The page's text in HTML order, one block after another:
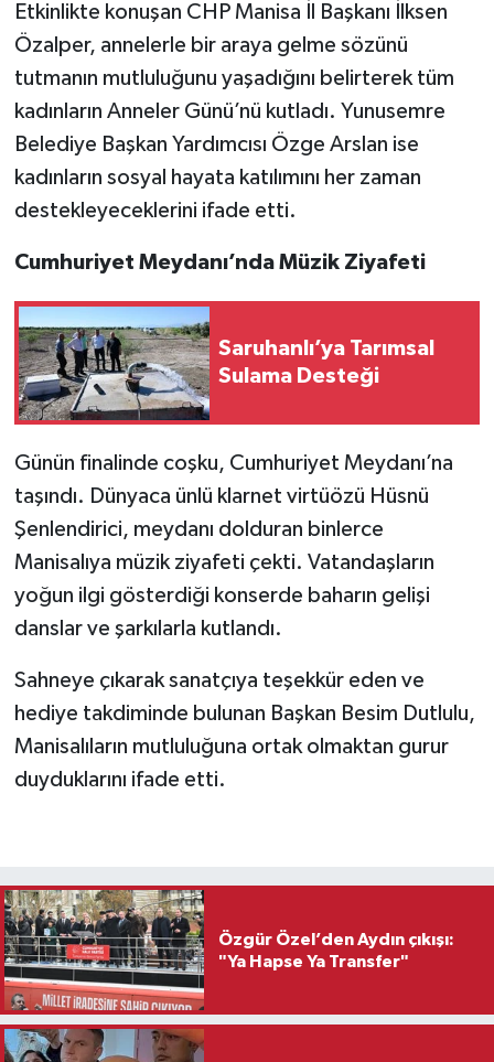
Etkinlikte konuşan CHP Manisa İl Başkanı İlksen
Özalper, annelerle bir araya gelme sözünü
tutmanın mutluluğunu yaşadığını belirterek tüm
kadınların Anneler Günü’nü kutladı. Yunusemre
Belediye Başkan Yardımcısı Özge Arslan ise
kadınların sosyal hayata katılımını her zaman
destekleyeceklerini ifade etti.
Cumhuriyet Meydanı’nda Müzik Ziyafeti
Saruhanlı’ya Tarımsal
Sulama Desteği
Günün finalinde coşku, Cumhuriyet Meydanı’na
taşındı. Dünyaca ünlü klarnet virtüözü Hüsnü
Şenlendirici, meydanı dolduran binlerce
Manisalıya müzik ziyafeti çekti. Vatandaşların
yoğun ilgi gösterdiği konserde baharın gelişi
danslar ve şarkılarla kutlandı.
Sahneye çıkarak sanatçıya teşekkür eden ve
hediye takdiminde bulunan Başkan Besim Dutlulu,
Manisalıların mutluluğuna ortak olmaktan gurur
duyduklarını ifade etti.
Özgür Özel’den Aydın çıkışı:
"Ya Hapse Ya Transfer"